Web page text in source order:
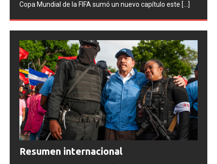
de la selección
Resumen internacional